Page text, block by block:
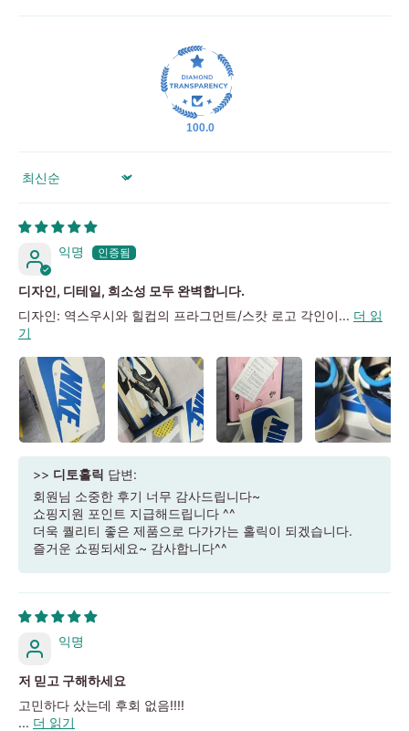
100.0
Sort by
익명
디자인, 디테일, 희소성 모두 완벽합니다.
디자인: 역스우시와 힐컵의 프라그먼트/스캇 로고 각인이... 더 읽
기
>> 디토홀릭 답변:
회원님 소중한 후기 너무 감사드립니다~
쇼핑지원 포인트 지급해드립니다 ^^
더욱 퀄리티 좋은 제품으로 다가가는 홀릭이 되겠습니다.
즐거운 쇼핑되세요~ 감사합니다^^
익명
저 믿고 구해하세요
고민하다 샀는데 후회 없음!!!!
... 더 읽기